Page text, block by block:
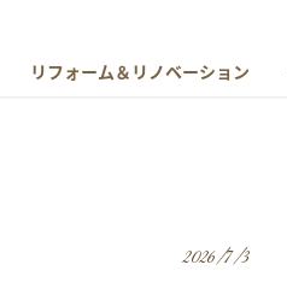
リフォーム＆リノベーション
2026/7/3